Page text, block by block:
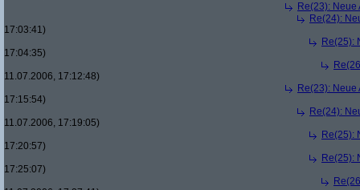
Re(23):
Re(24):
17:03:41)
Re(25):
17:04:35)
11.07.2006, 17:12:48)
Re(23):
17:15:54)
Re(24):
11.07.2006, 17:19:05)
Re(25):
17:20:57)
Re(25):
17:25:07)